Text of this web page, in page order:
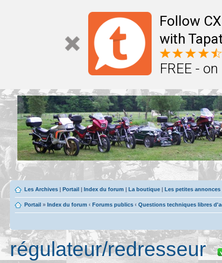
Follow
with
FREE -
Les Archives | Portail | Index du forum | La boutique | Les petites
Portail » Index du forum ‹ Forums publics ‹ Questions techniques libres
régulateur/redresseur